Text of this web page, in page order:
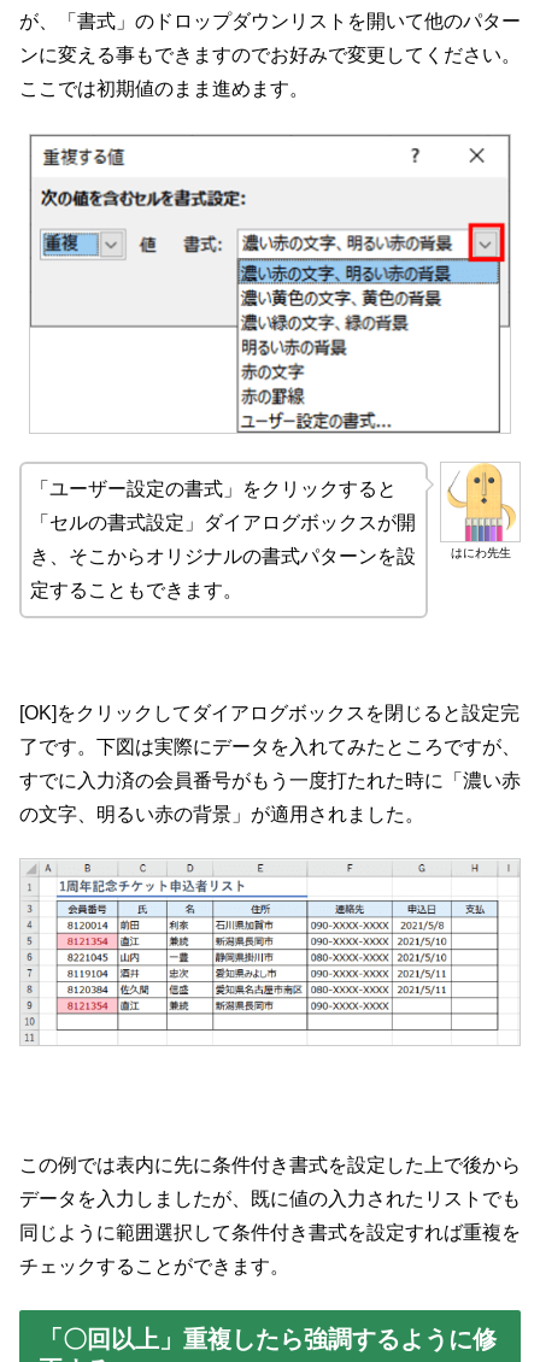
が、「書式」のドロップダウンリストを開いて他のパター
ンに変える事もできますのでお好みで変更してください。
ここでは初期値のまま進めます。
はにわ先生
「ユーザー設定の書式」をクリックすると
「セルの書式設定」ダイアログボックスが開
き、そこからオリジナルの書式パターンを設
定することもできます。
[OK]をクリックしてダイアログボックスを閉じると設定完
了です。下図は実際にデータを入れてみたところですが、
すでに入力済の会員番号がもう一度打たれた時に「濃い赤
の文字、明るい赤の背景」が適用されました。
この例では表内に先に条件付き書式を設定した上で後から
データを入力しましたが、既に値の入力されたリストでも
同じように範囲選択して条件付き書式を設定すれば重複を
チェックすることができます。
「〇回以上」重複したら強調するように修